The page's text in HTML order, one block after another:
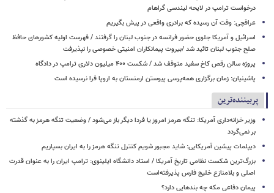
درخواست ترامپ در لایحه لیندسی گراهام
عراقچی: وقت آن رسیده که برادری واقعی در پیش بگیریم
اسرائیل و آمریکا جلوی حضور فرانسه در جنوب لبنان را گرفتند / فهرست اولیه کشورهای حافظ
صلح جنوب لبنان تائید شد /بیروت پیمانکاران امنیتی خصوصی را نپذیرفت
پروژه سالن رقص کاخ سفید متوقف شد / شکست ۴۰۰ میلیون دلاری ترامپ در دادگاه
پاشینیان: زمان برگزاری همه‌پرسی پیوستن ارمنستان به اروپا فرا نرسیده است
پربیننده‌ترین
وزیر خزانه‌داری آمریکا: تنگه هرمز امروز یا فردا دیگر باز می‌شود / وضعیت تنگه هرمز به گذشته
بر نمی‌گردد
دیپلمات پیشین آمریکایی: شاید مجبور شویم کنترل تنگه هرمز را به ایران بسپاریم
بزرگ‌ترین شکست نظامی تاریخ آمریکا / استاد دانشگاه ایلینوی: ترامپ ایران را به عنوان قدرت
اصلی و بلامنازع خلیج فارس پذیرفته‌است
پیمان دفاعی مکه چه بندهایی دارد؟